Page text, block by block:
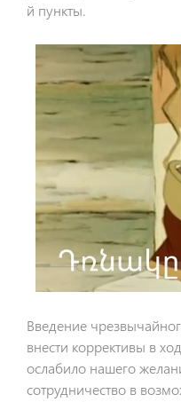
й пункты.
Введение
внести коррективы в
ослабило нашего
сотрудничество в